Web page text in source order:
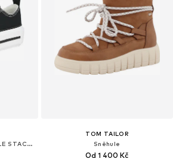
Tenisky 'CTAS LIFT DOUBLE STACK'
TOM TAILOR
Sněhule
Od 1 400 Kč